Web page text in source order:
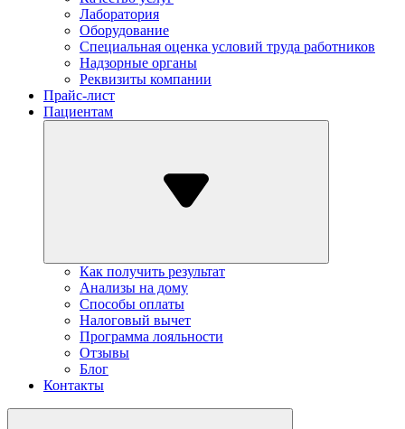
Лаборатория
Оборудование
Специальная оценка условий труда работников
Надзорные органы
Реквизиты компании
Прайс-лист
Пациентам
Как получить результат
Анализы на дому
Способы оплаты
Налоговый вычет
Программа лояльности
Отзывы
Блог
Контакты